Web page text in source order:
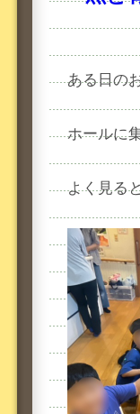
ある日の
ホールに
よく見る